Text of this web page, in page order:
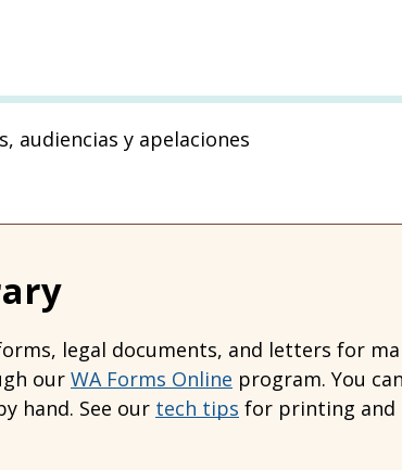
audiencias y apelaciones
legal documents, and letters for
our WA Forms Online program. You
hand. See our tech tips for printing and